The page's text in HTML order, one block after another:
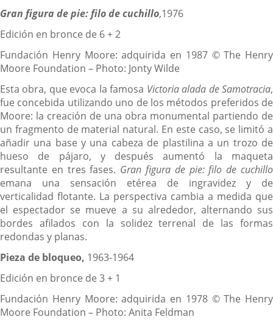
Gran figura de pie: filo de cuchillo,1976
Edición en bronce de 6 + 2
Fundación Henry Moore: adquirida en 1987 © The Henry
Moore Foundation – Photo: Jonty Wilde
Esta obra, que evoca la famosa Victoria alada de Samotracia,
fue concebida utilizando uno de los métodos preferidos de
Moore: la creación de una obra monumental partiendo de
un fragmento de material natural. En este caso, se limitó a
añadir una base y una cabeza de plastilina a un trozo de
hueso de pájaro, y después aumentó la maqueta
resultante en tres fases. Gran figura de pie: filo de cuchillo
emana una sensación etérea de ingravidez y de
verticalidad flotante. La perspectiva cambia a medida que
el espectador se mueve a su alrededor, alternando sus
bordes afilados con la solidez terrenal de las formas
redondas y planas.
Pieza de bloqueo, 1963-1964
Edición en bronce de 3 + 1
Fundación Henry Moore: adquirida en 1978 © The Henry
Moore Foundation – Photo: Anita Feldman